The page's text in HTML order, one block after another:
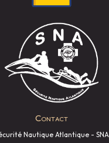
Contact
Nautique Atlantique - SNA